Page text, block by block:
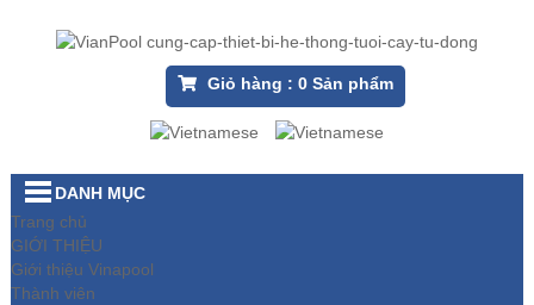
Giỏ hàng : 0Sản phẩm
DANH MỤC
Trang chủ
GIỚI THIỆU
Giới thiệu Vinapool
Thành viên